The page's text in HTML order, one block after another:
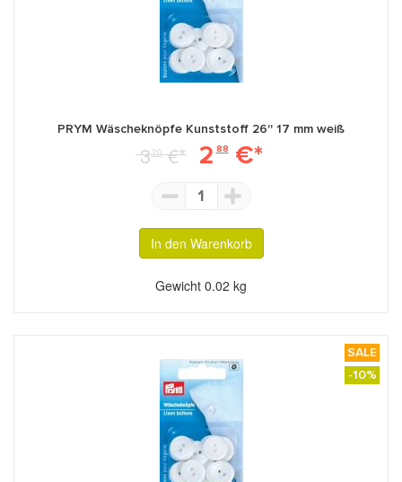
PRYM Wäscheknöpfe Kunststoff 26'' 17 mm weiß
320€* 2 88€*
1
In den Warenkorb
Gewicht 0.02 kg
SALE
-10%